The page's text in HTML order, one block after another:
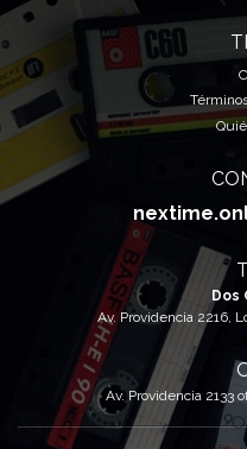
Dos
Av. Providencia 2216,
Av. Providencia 2133